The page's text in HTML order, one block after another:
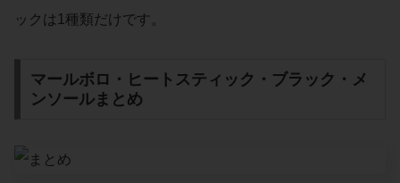
ックは1種類だけです。
マールボロ・ヒートスティック・ブラック・メ
ンソールまとめ